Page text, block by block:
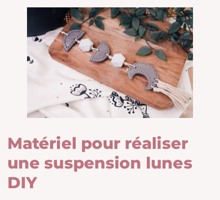
Matériel pour réaliser
une suspension lunes
DIY